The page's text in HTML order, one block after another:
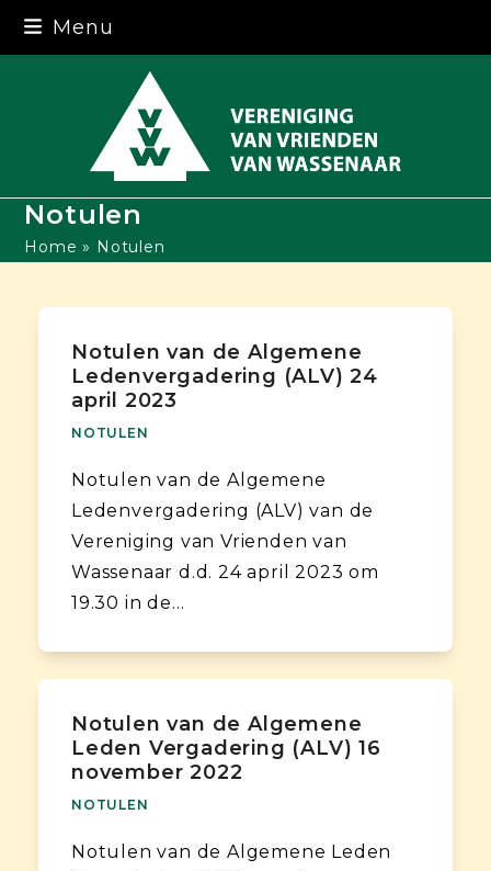
Skip
Menu
Notulen
Home » Notulen
Notulen van de Algemene
Ledenvergadering (ALV) 24
april 2023
NOTULEN
Notulen van de Algemene
Ledenvergadering (ALV) van de
Vereniging van Vrienden van
Wassenaar d.d. 24 april 2023 om
19.30 in de…
Notulen van de Algemene
Leden Vergadering (ALV) 16
november 2022
NOTULEN
Notulen van de Algemene Leden